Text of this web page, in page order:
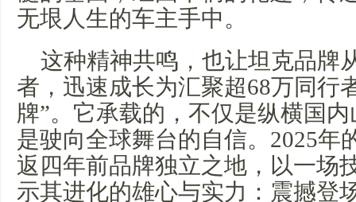
无垠人生的车主手中。
这种精神共鸣，也让坦克品牌
者，迅速成长为汇聚超68万同行
牌”。它承载的，不仅是纵横国
是驶向全球舞台的自信。2025年
返四年前品牌独立之地，以一场
示其进化的雄心与实力：震撼登